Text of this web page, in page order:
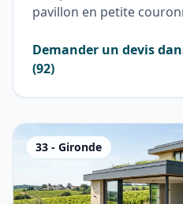
pavillon en petite
Demander un devis
(92)
33 - Gironde